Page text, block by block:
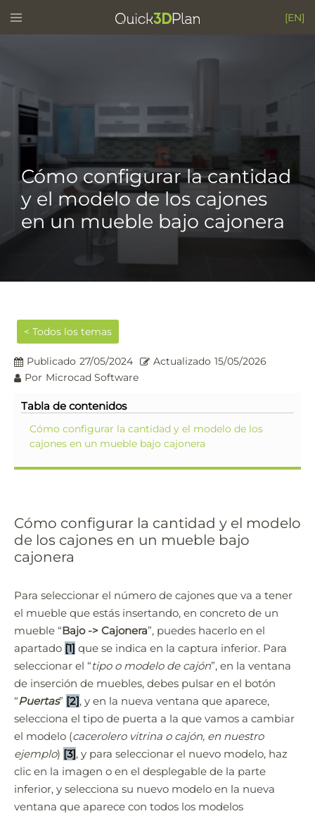
Toggle
menu [EN]
Cómo configurar la cantidad
y el modelo de los cajones
en un mueble bajo cajonera
< Todos los temas
Publicado 27/05/2024 Actualizado 15/05/2026
Por Microcad Software
Tabla de contenidos
Cómo configurar la cantidad y el modelo de los
cajones en un mueble bajo cajonera
Cómo configurar la cantidad y el modelo
de los cajones en un mueble bajo
cajonera
Para seleccionar el número de cajones que va a tener
el mueble que estás insertando, en concreto de un
mueble “Bajo -> Cajonera”, puedes hacerlo en el
apartado [1] que se indica en la captura inferior. Para
seleccionar el “tipo o modelo de cajón”, en la ventana
de inserción de muebles, debes pulsar en el botón
“Puertas” [2], y en la nueva ventana que aparece,
selecciona el tipo de puerta a la que vamos a cambiar
el modelo (cacerolero vitrina o cajón, en nuestro
ejemplo) [3], y para seleccionar el nuevo modelo, haz
clic en la imagen o en el desplegable de la parte
inferior, y selecciona su nuevo modelo en la nueva
ventana que aparece con todos los modelos
Quick3DPlan Chat IA
Hello! How can I assist you today?
Hola, ¿cómo puedo ayudarte?